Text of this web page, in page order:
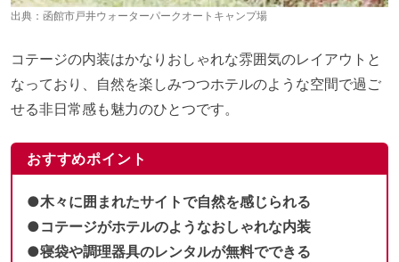
出典： 函館市戸井ウォーターパークオートキャンプ場
コテージの内装はかなりおしゃれな雰囲気のレイアウトと
なっており、自然を楽しみつつホテルのような空間で過ご
せる非日常感も魅力のひとつです。
おすすめポイント
●木々に囲まれたサイトで自然を感じられる
●コテージがホテルのようなおしゃれな内装
●寝袋や調理器具のレンタルが無料でできる